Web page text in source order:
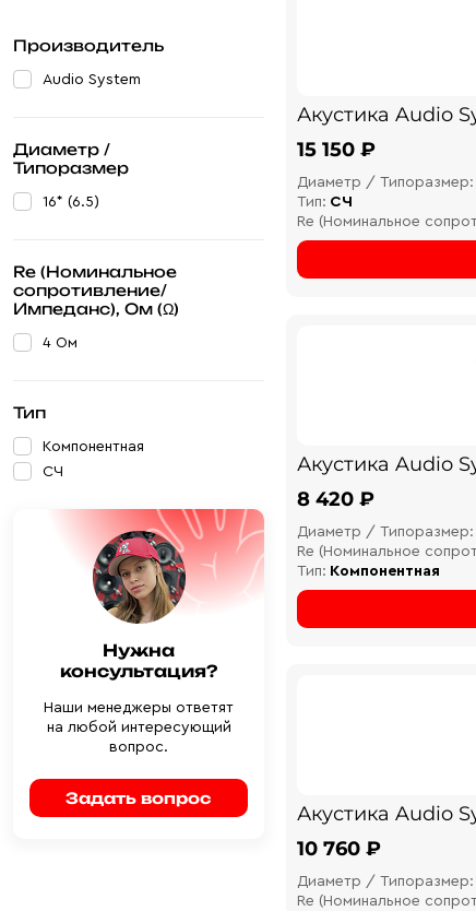
Производитель
Audio System
Диаметр /
Типоразмер
16* (6.5)
Re (Номинальное
сопротивление/
Импеданс), Ом (Ω)
4 Ом
Тип
Компонентная
СЧ
Нужна
консультация?
Наши менеджеры ответят
на любой интересующий
вопрос.
Задать вопрос
Акустика Audio
15 150 ₽
Диаметр / Типоразмер:
Тип: СЧ
Re (Номинальное
Акустика Audio
8 420 ₽
Диаметр / Типоразмер:
Re (Номинальное
Тип: Компонентная
Акустика Audio
10 760 ₽
Диаметр / Типоразмер:
Re (Номинальное